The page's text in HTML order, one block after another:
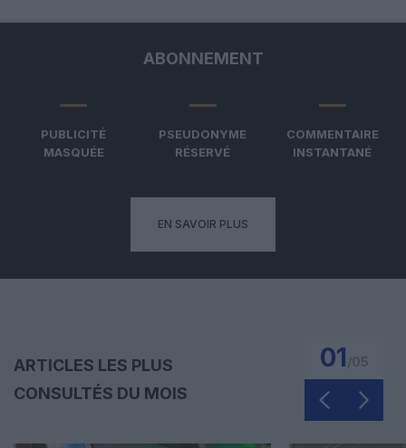
ABONNEMENT
PUBLICITÉ
MASQUÉE
PSEUDONYME
RÉSERVÉ
COMMENTAIRE
INSTANTANÉ
EN SAVOIR PLUS
ARTICLES LES PLUS
CONSULTÉS DU MOIS
01